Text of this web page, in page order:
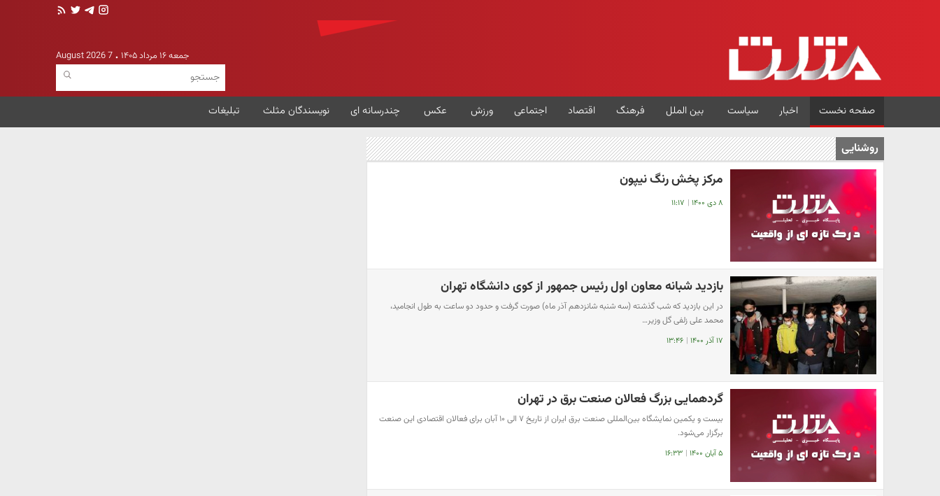
جمعه ۱۶ مرداد ۱۴۰۵ 7 August 2026
صفحه نخست اخبار سیاست بین الملل فرهنگ اقتصاد اجتماعی ورزش عکس چندرسانه ای نویسندگان مثلث تبلیغات
روشنایی
مرکز پخش رنگ نیپون
۸ دی ۱۴۰۰ | ۱۱:۱۷
بازدید شبانه معاون اول رئیس جمهور از کوی دانشگاه تهران
در این بازدید که شب گذشته (سه شنبه شانزدهم آذر ماه) صورت گرفت و حدود دو ساعت به طول انجامید،
محمد علی زلفی گل وزیر…
۱۷ آذر ۱۴۰۰ | ۱۳:۴۶
گردهمایی بزرگ فعالان صنعت برق در تهران
بیست و یکمین نمایشگاه بین‌المللی صنعت برق ایران از تاریخ ۷ الی ۱۰ آبان برای فعالان اقتصادی این صنعت
برگزار می‌شود‌.
۵ آبان ۱۴۰۰ | ۱۶:۳۳